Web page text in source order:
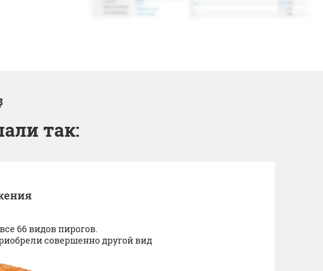
так:
66 видов пирогов.
совершенно другой вид